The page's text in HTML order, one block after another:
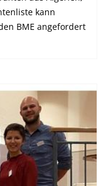
kann
BME angefordert